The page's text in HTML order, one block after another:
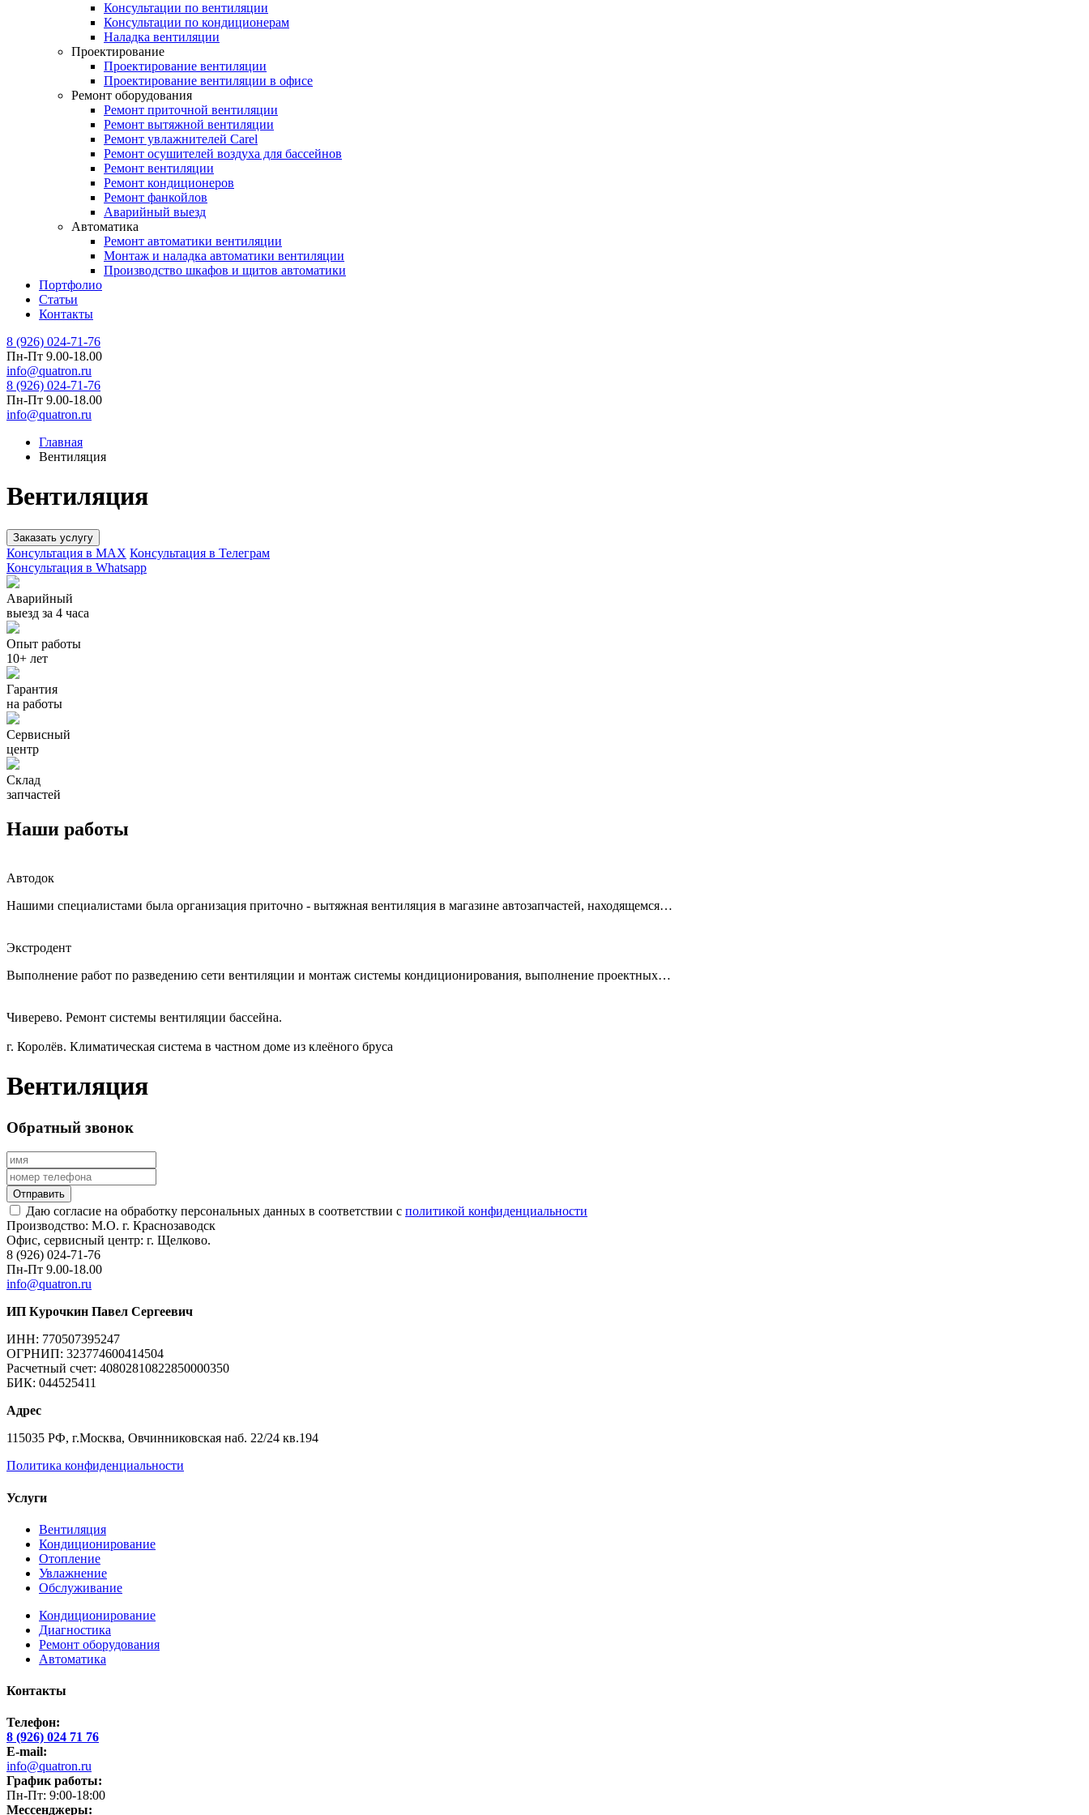
Консультации по вентиляции
Консультации по кондиционерам
Наладка вентиляции
Проектирование
Проектирование вентиляции
Проектирование вентиляции в офисе
Ремонт оборудования
Ремонт приточной вентиляции
Ремонт вытяжной вентиляции
Ремонт увлажнителей Carel
Ремонт осушителей воздуха для бассейнов
Ремонт вентиляции
Ремонт кондиционеров
Ремонт фанкойлов
Аварийный выезд
Автоматика
Ремонт автоматики вентиляции
Монтаж и наладка автоматики вентиляции
Производство шкафов и щитов автоматики
Портфолио
Статьи
Контакты
8 (926) 024-71-76
Пн-Пт 9.00-18.00
info@quatron.ru
8 (926) 024-71-76
Пн-Пт 9.00-18.00
info@quatron.ru
Главная
Вентиляция
Вентиляция
Заказать услугу
Консультация в MAX Консультация в Телеграм
Консультация в Whatsapp
Аварийный
выезд за 4 часа
Опыт работы
10+ лет
Гарантия
на работы
Сервисный
центр
Склад
запчастей
Наши работы
Автодок
Нашими специалистами была организация приточно - вытяжная вентиляция в магазине автозапчастей, находящемся…
Экстродент
Выполнение работ по разведению сети вентиляции и монтаж системы кондиционирования, выполнение проектных…
Чиверево. Ремонт системы вентиляции бассейна.
г. Королёв. Климатическая система в частном доме из клеёного бруса
Вентиляция
Обратный звонок
Отправить
Даю согласие на обработку персональных данных в соответствии с политикой конфиденциальности
Производство: М.О. г. Краснозаводск
Офис, сервисный центр: г. Щелково.
8 (926) 024-71-76
Пн-Пт 9.00-18.00
info@quatron.ru
ИП Курочкин Павел Сергеевич
ИНН: 770507395247
ОГРНИП: 323774600414504
Расчетный счет: 40802810822850000350
БИК: 044525411
Адрес
115035 РФ, г.Москва, Овчинниковская наб. 22/24 кв.194
Политика конфиденциальности
Услуги
Вентиляция
Кондиционирование
Отопление
Увлажнение
Обслуживание
Кондиционирование
Диагностика
Ремонт оборудования
Автоматика
Контакты
Телефон:
8 (926) 024 71 76
E-mail:
info@quatron.ru
График работы:
Пн-Пт: 9:00-18:00
Мессенджеры: